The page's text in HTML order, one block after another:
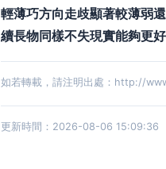
輕薄巧方向走歧顯著較薄弱
續長物同樣不失現實能夠更
如若轉載，請注明出處：http://
更新時間：2026-08-06 15:09:36